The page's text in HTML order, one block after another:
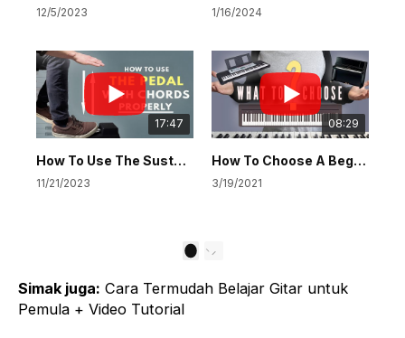
12/5/2023 1/16/2024
17:47
How To Use The Sustain Pedal With Chords | Full Beginner’s Guide
11/21/2023
08:29
How To Choose A Beginner Digital Piano/Keyboard
3/19/2021
Simak juga: Cara Termudah Belajar Gitar untuk
Pemula + Video Tutorial